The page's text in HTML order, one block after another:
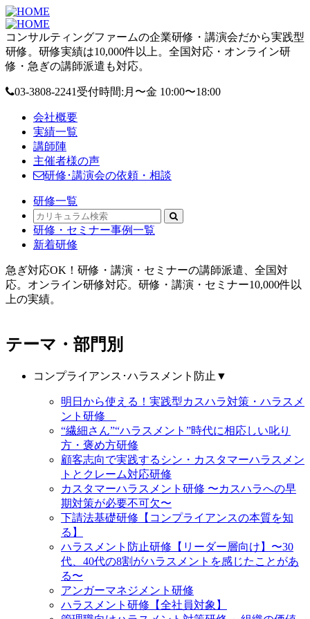
コンサルティングファームの企業研修・講演会だから実践型
研修。研修実績は10,000件以上。全国対応・オンライン研
修・急ぎの講師派遣も対応。
03-3808-2241 受付時間:月〜金 10:00〜18:00
会社概要
実績一覧
講師陣
主催者様の声
研修･講演会の依頼・相談
研修一覧
研修・セミナー事例一覧
新着研修
急ぎ対応OK！研修・講演・セミナーの講師派遣、全国対
応。オンライン研修対応。研修・講演・セミナー10,000件以
上の実績。
テーマ・部門別
コンプライアンス･ハラスメント防止 ▼
明日から使える！実践型カスハラ対策・ハラスメ
ント研修
“繊細さん”“ハラスメント”時代に相応しい叱り
方・褒め方研修
顧客志向で実践するシン・カスタマーハラスメン
トとクレーム対応研修
カスタマーハラスメント研修 〜カスハラへの早
期対策が必要不可欠〜
下請法基礎研修【コンプライアンスの本質を知
る】
ハラスメント防止研修【リーダー層向け】〜30
代、40代の8割がハラスメントを感じたことがあ
る〜
アンガーマネジメント研修
ハラスメント研修【全社員対象】